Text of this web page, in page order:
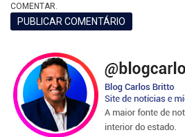
COMENTAR.